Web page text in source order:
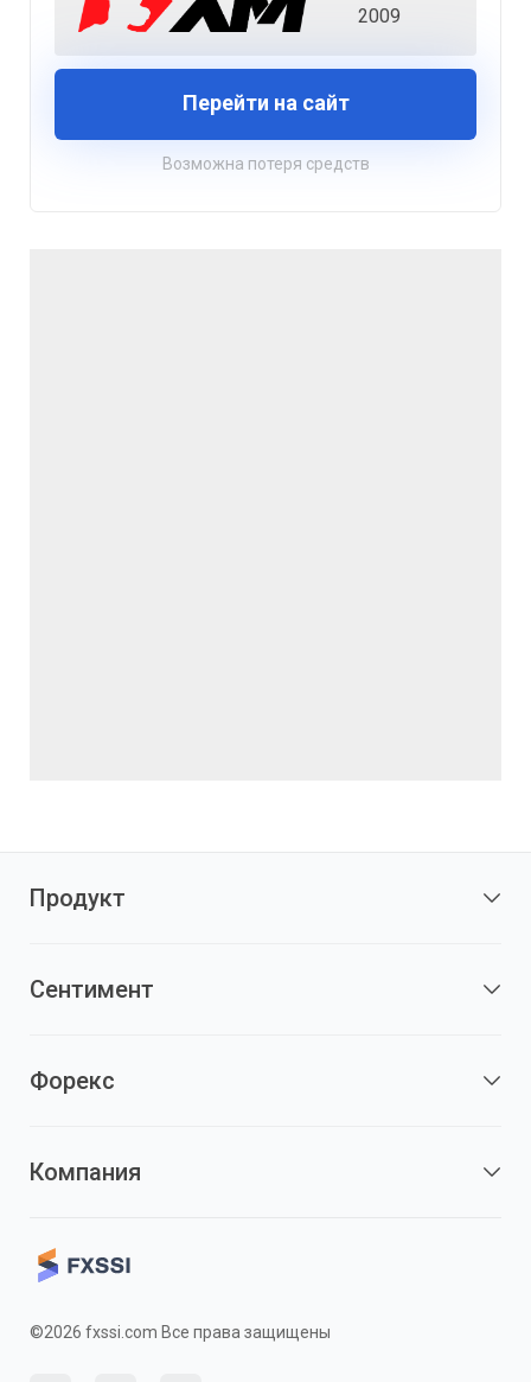
2009
Перейти на сайт
Возможна потеря средств
Продукт
Сентимент
Форекс
Компания
©2026 fxssi.com Все права защищены